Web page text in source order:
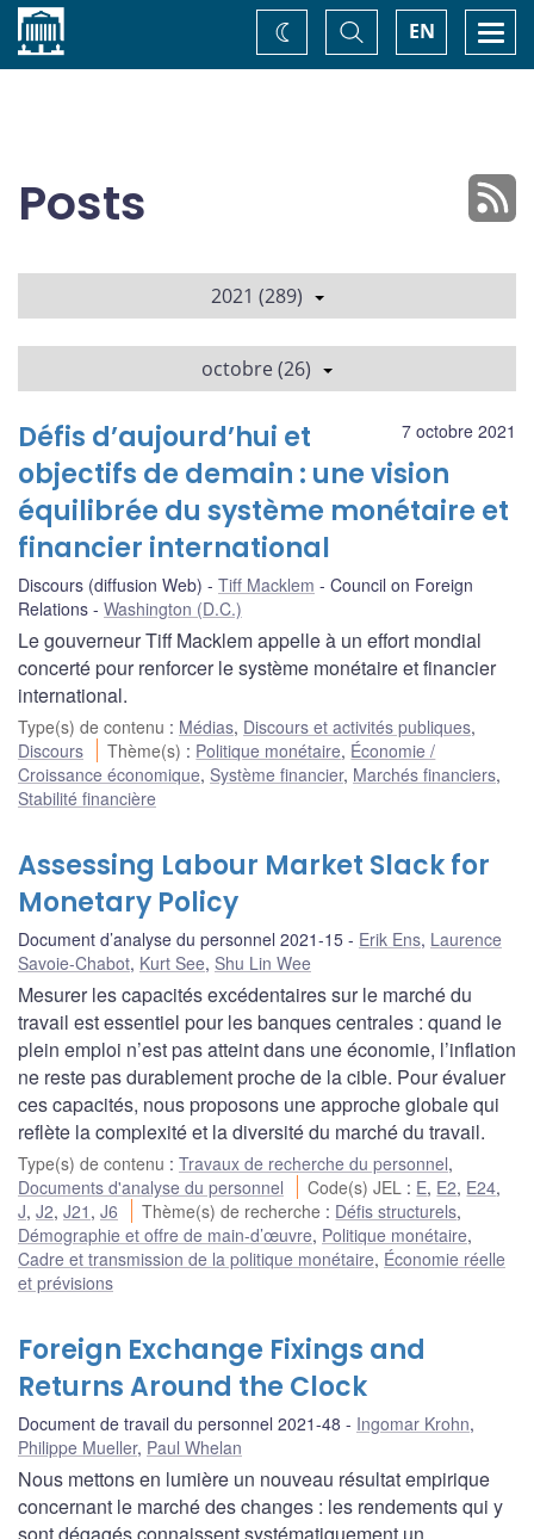
Accueil EN
Basculer
la
recherche
Changez
de
Posts
2021 (289)
octobre (26)
7 octobre 2021
Défis d’aujourd’hui et
objectifs de demain : une vision
équilibrée du système monétaire et
financier international
Discours (diffusion Web) Tiff Macklem
Council on Foreign
Relations
Washington (D.C.)
Le gouverneur Tiff Macklem appelle à un effort mondial
concerté pour renforcer le système monétaire et financier
international.
Type(s) de contenu : Médias, Discours et activités publiques,
Discours
Thème(s) : Politique monétaire, Économie /
Croissance économique, Système financier, Marchés financiers,
Stabilité financière
Assessing Labour Market Slack for
Monetary Policy
Document d’analyse du personnel 2021-15 Erik Ens, Laurence
Savoie-Chabot, Kurt See, Shu Lin Wee
Mesurer les capacités excédentaires sur le marché du
travail est essentiel pour les banques centrales : quand le
plein emploi n’est pas atteint dans une économie, l’inflation
ne reste pas durablement proche de la cible. Pour évaluer
ces capacités, nous proposons une approche globale qui
reflète la complexité et la diversité du marché du travail.
Type(s) de contenu : Travaux de recherche du personnel,
Documents d'analyse du personnel
Code(s) JEL : E, E2, E24,
J, J2, J21 , J6 Thème(s) de recherche : Défis structurels,
Démographie et offre de main-d’œuvre, Politique monétaire,
Cadre et transmission de la politique monétaire, Économie réelle
et prévisions
Foreign Exchange Fixings and
Returns Around the Clock
Document de travail du personnel 2021-48 Ingomar Krohn,
Philippe Mueller, Paul Whelan
Nous mettons en lumière un nouveau résultat empirique
concernant le marché des changes : les rendements qui y
sont dégagés connaissent systématiquement un